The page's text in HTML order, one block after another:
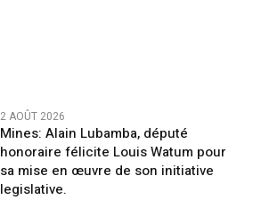
2 AOÛT 2026
Mines: Alain Lubamba, député
honoraire félicite Louis Watum pour
sa mise en œuvre de son initiative
legislative.